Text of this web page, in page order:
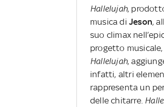
Hallelujah,
musica di Jeson,
suo climax
progetto
Hallelujah,
infatti, altri
rappresenta un
delle chitarre.